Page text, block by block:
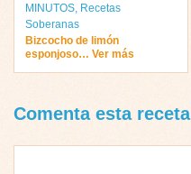
MINUTOS, Recetas
Soberanas
Bizcocho de limón
esponjoso… Ver más
Comenta esta receta